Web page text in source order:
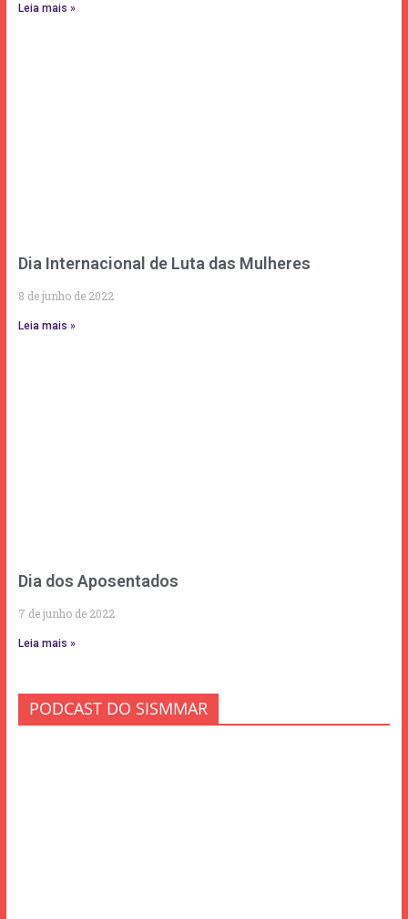
Leia mais »
Dia Internacional de Luta das Mulheres
8 de junho de 2022
Leia mais »
Dia dos Aposentados
7 de junho de 2022
Leia mais »
PODCAST DO SISMMAR